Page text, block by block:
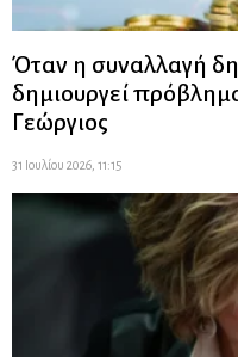
Όταν η συναλλαγή
δημιουργεί
Γεώργιος
31 Ιουλίου 2026, 11:15